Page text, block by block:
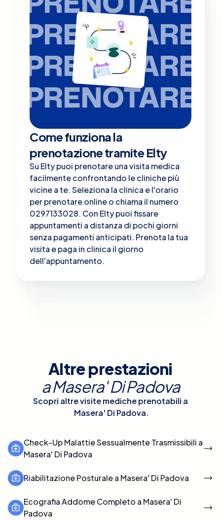
PRENOTARE
PRENOTARE
PRENOTARE
Come funziona la
prenotazione tramite Elty
Su Elty puoi prenotare una visita medica
facilmente confrontando le cliniche più
vicine a te. Seleziona la clinica e l'orario
per prenotare online o chiama il numero
0297133028. Con Elty puoi fissare
appuntamenti a distanza di pochi giorni
senza pagamenti anticipati. Prenota la tua
visita e paga in clinica il giorno
dell'appuntamento.
Altre prestazioni
aMasera' Di Padova
Scopri altre visite mediche prenotabili a
Masera' Di Padova.
Check-Up Malattie Sessualmente Trasmissibili a
Masera' Di Padova
Riabilitazione Posturale a Masera' Di Padova
Ecografia Addome Completo a Masera' Di
Padova